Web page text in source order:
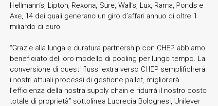
Hellmann’s, Lipton, Rexona, Sure, Wall’s, Lux, Rama, Ponds e
Axe, 14 dei quali generano un giro d’affari annuo di oltre 1
miliardo di euro.
“Grazie alla lunga e duratura partnership con CHEP abbiamo
beneficiato del loro modello di pooling per lungo tempo. La
conversione di questi flussi extra verso CHEP semplificherà
i nostri attuali processi di gestione pallet, migliorerà
l’efficienza della nostra supply chain e ridurrà il nostro costo
totale di proprietà” sottolinea Lucrecia Bolognesi, Unilever